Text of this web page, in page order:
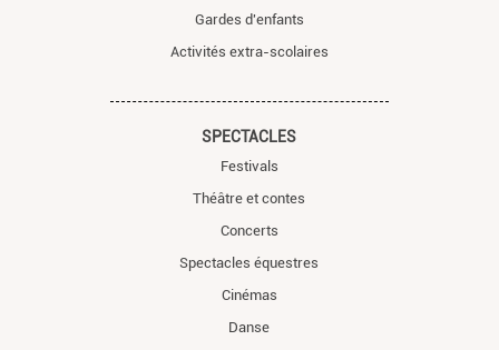
Gardes d'enfants
Activités extra-scolaires
SPECTACLES
Festivals
Théâtre et contes
Concerts
Spectacles équestres
Cinémas
Danse